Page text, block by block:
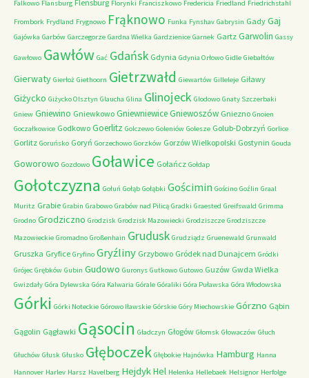
Falkowo Flansburg Flensburg Florynki Franciszkowo Fredericia Friedland Friedrichstahl
Frombork Frydland Frygnowo Frąknowo Funka Fynshav Gabrysin Gady Gaj
Gajówka Garbów Garczegorze Gardna Wielka Gardzienice Garnek Gartz Garwolin Gassy
Gawłowo Gawłów Gać Gdańsk Gdynia Gdynia Orłowo Gidle Giebałtów
Gierwaty Gierłoż Giethoorn Gietrzwałd Giewartów Gilleleje Giławy
Giżycko Giżycko Olsztyn Glaucha Glina Glinojeck Glodowo Gnaty Szczerbaki
Gniew Gniewino Gniewkowo GniewniewiceGniewoszów Gniezno Gnoien
Goczałkowice Godkowo Goerlitz Golczewo Goleniów Golesze Golub-Dobrzyń Gorlice
Gorlitz Goruńsko Goryń Gorzechowo Gorzków Gorzów Wielkopolski Gostynin Gouda
Goworowo Gozdowo Goławice Gołańcz Gołdap
Gołotczyzna Gołuń Gołąb Gołąbki Gościmin Gościno Goźlin Graal
Muritz Grabie Grabin Grabowo Grabów nad Pilicą Gradki Graested Greifswald Grimma
Grodno Grodziczno Grodzisk Grodzisk Mazowiecki Grodziszcze Grodziszcze
Mazowieckie Gromadno Großenhain Grudusk Grudziądz Gruenewald Grunwald
Gruszka Gryfice Gryfino Gryźliny Grzybowo Gródek nad Dunajcem Gródki
Grójec Grębków Gubin Gudowo Guronys Gutkowo Gutowo Guzów Gwda Wielka
Gwizdały Góra Dylewska Góra Kalwaria Górale Góraliki Góra Puławska Góra Włodowska
Górki Górki Noteckie Górowo Iławskie Górskie Góry Miechowskie Górzno Gąbin
Gągolin Gągławki Gąsocin Gładczyn Głogów Głomsk Głowaczów Głuch
Głuchów Głusk Głusko Głęboczek Głębokie Hajnówka Hamburg Hanna
Hannover Harlev Harsz Havelberg HejdykHel Helenka Hellebaek Helsignor Herfolge